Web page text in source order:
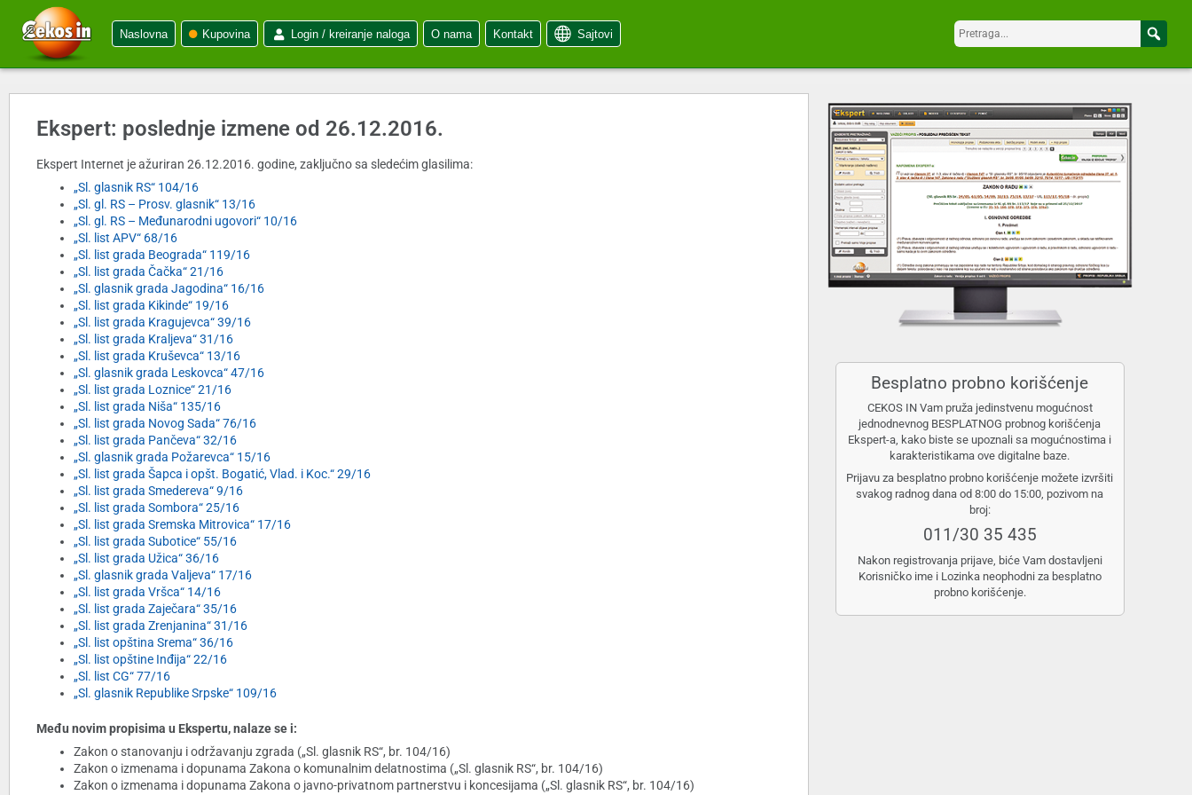
Naslovna Kupovina Login / kreiranje naloga O nama Kontakt Sajtovi
Ekspert: poslednje izmene od 26.12.2016.
Ekspert Internet je ažuriran 26.12.2016. godine, zaključno sa sledećim glasilima:
„Sl. glasnik RS“ 104/16
„Sl. gl. RS – Prosv. glasnik“ 13/16
„Sl. gl. RS – Međunarodni ugovori“ 10/16
„Sl. list APV“ 68/16
„Sl. list grada Beograda“ 119/16
„Sl. list grada Čačka“ 21/16
„Sl. glasnik grada Jagodina“ 16/16
„Sl. list grada Kikinde“ 19/16
„Sl. list grada Kragujevca“ 39/16
„Sl. list grada Kraljeva“ 31/16
„Sl. list grada Kruševca“ 13/16
„Sl. glasnik grada Leskovca“ 47/16
„Sl. list grada Loznice“ 21/16
„Sl. list grada Niša“ 135/16
„Sl. list grada Novog Sada“ 76/16
„Sl. list grada Pančeva“ 32/16
„Sl. glasnik grada Požarevca“ 15/16
„Sl. list grada Šapca i opšt. Bogatić, Vlad. i Koc.“ 29/16
„Sl. list grada Smedereva“ 9/16
„Sl. list grada Sombora“ 25/16
„Sl. list grada Sremska Mitrovica“ 17/16
„Sl. list grada Subotice“ 55/16
„Sl. list grada Užica“ 36/16
„Sl. glasnik grada Valjeva“ 17/16
„Sl. list grada Vršca“ 14/16
„Sl. list grada Zaječara“ 35/16
„Sl. list grada Zrenjanina“ 31/16
„Sl. list opština Srema“ 36/16
„Sl. list opštine Inđija“ 22/16
„Sl. list CG“ 77/16
„Sl. glasnik Republike Srpske“ 109/16
Među novim propisima u Ekspertu, nalaze se i:
Zakon o stanovanju i održavanju zgrada („Sl. glasnik RS“, br. 104/16)
Zakon o izmenama i dopunama Zakona o komunalnim delatnostima („Sl. glasnik RS“, br. 104/16)
Zakon o izmenama i dopunama Zakona o javno-privatnom partnerstvu i koncesijama („Sl. glasnik RS“, br. 104/16)
Besplatno probno korišćenje
CEKOS IN Vam pruža jedinstvenu mogućnost
jednodnevnog BESPLATNOG probnog korišćenja
Ekspert-a, kako biste se upoznali sa mogućnostima i
karakteristikama ove digitalne baze.
Prijavu za besplatno probno korišćenje možete izvršiti
svakog radnog dana od 8:00 do 15:00, pozivom na
broj:
011/30 35 435
Nakon registrovanja prijave, biće Vam dostavljeni
Korisničko ime i Lozinka neophodni za besplatno
probno korišćenje.